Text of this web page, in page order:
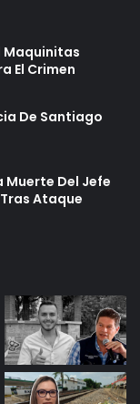
Maquinitas
El Crimen
De Santiago
Del Jefe
Ataque